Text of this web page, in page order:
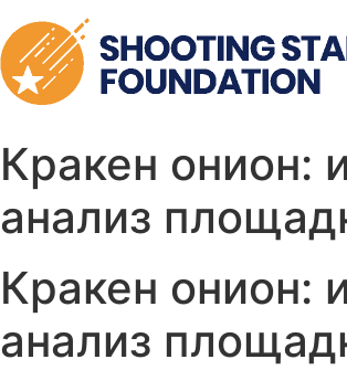
Кракен онион:
анализ
Кракен онион:
анализ